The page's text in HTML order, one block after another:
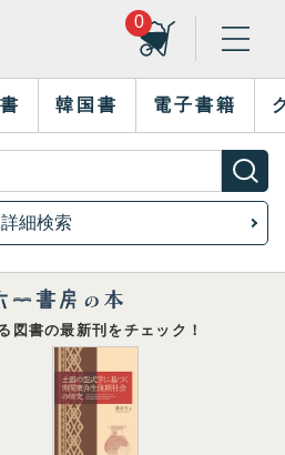
0
韓国書 電子書籍
詳細検索
図書の最新刊をチェック！